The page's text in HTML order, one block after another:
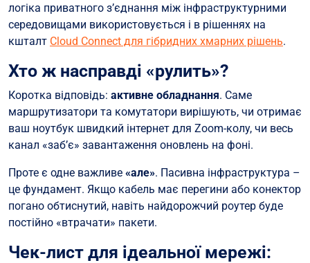
логіка приватного з’єднання між інфраструктурними
середовищами використовується і в рішеннях на
кшталт Cloud Connect для гібридних хмарних рішень.
Хто ж насправді «рулить»?
Коротка відповідь: активне обладнання. Саме
маршрутизатори та комутатори вирішують, чи отримає
ваш ноутбук швидкий інтернет для Zoom-колу, чи весь
канал «заб’є» завантаження оновлень на фоні.
Проте є одне важливе «але». Пасивна інфраструктура –
це фундамент. Якщо кабель має перегини або конектор
погано обтиснутий, навіть найдорожчий роутер буде
постійно «втрачати» пакети.
Чек-лист для ідеальної мережі: